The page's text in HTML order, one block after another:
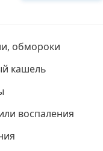
обмороки
кашель
воспаления